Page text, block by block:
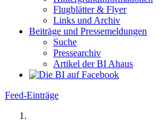
Flugblätter & Flyer
Links und Archiv
Beiträge und Pressemeldungen
Suche
Pressearchiv
Artikel der BI Ahaus
Feed-Einträge